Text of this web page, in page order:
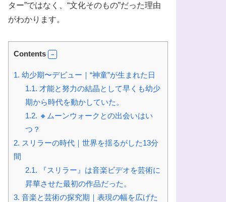
ター”ではなく、“文化そのもの”だった理由
がわかります。
Contents
1. 幼少期〜デビュー｜“神童”が生まれた日
1.1. 才能と努力の結晶として早くも幼少
期から時代を動かしていた。
1.2. 🔸ムーンウォークとの出会いはい
つ？
2. スリラーの時代｜世界を揺るがした13分
間
2.1. 『スリラー』は音楽ビデオを芸術に
昇華させた最初の作品だった。
3. 音楽と芸術の探究期｜表現の幅を広げた